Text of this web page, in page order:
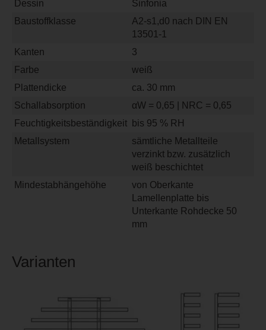
Dessin
Sinfonia
Baustoffklasse
A2-s1,d0 nach DIN EN
13501-1
Kanten
3
Farbe
weiß
Plattendicke
ca. 30 mm
Schallabsorption
αW = 0,65 | NRC = 0,65
Feuchtigkeitsbeständigkeit
bis 95 % RH
Metallsystem
sämtliche Metallteile
verzinkt bzw. zusätzlich
weiß beschichtet
Mindestabhängehöhe
von Oberkante
Lamellenplatte bis
Unterkante Rohdecke 50
mm
Varianten